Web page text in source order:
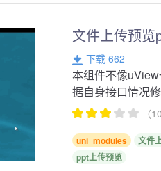
文件上传预
下载 662
本组件不像
据自身接口情况
（
uni_modules
文件
ppt上传预览